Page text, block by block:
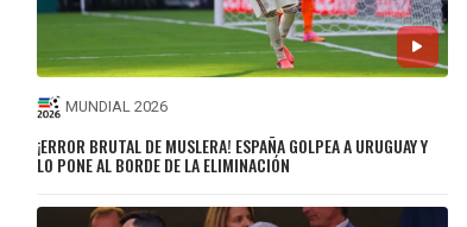
MUNDIAL 2026
¡ERROR BRUTAL DE MUSLERA! ESPAÑA GOLPEA A URUGUAY Y
LO PONE AL BORDE DE LA ELIMINACIÓN